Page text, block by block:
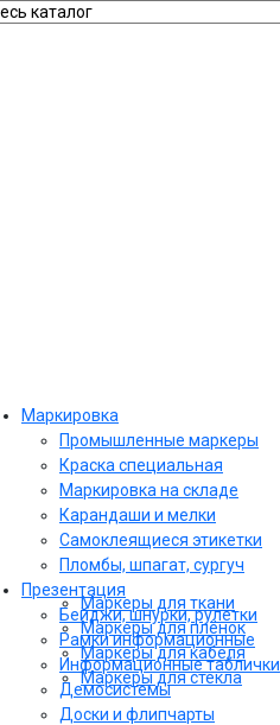
Маркеры для ткани
Маркеры для плёнок
Маркеры для кабеля
Маркеры для стекла
Маркировка
Промышленные маркеры
Краска специальная
Маркировка на складе
Карандаши и мелки
Самоклеящиеся этикетки
Пломбы, шпагат, сургуч
Презентация
Бейджи, шнурки, рулетки
Рамки информационные
Информационные таблички
Демосистемы
Доски и флипчарты